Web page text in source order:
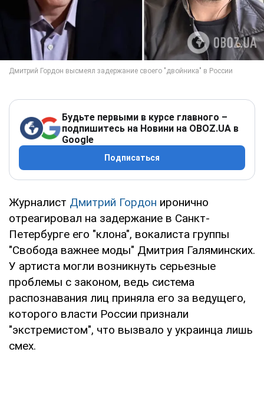
Будьте первыми в курсе главного –
подпишитесь на Новини на OBOZ.UA в
Google
Подписаться
Журналист Дмитрий Гордон иронично
отреагировал на задержание в Санкт-
Петербурге его "клона", вокалиста группы
"Свобода важнее моды" Дмитрия Галяминских.
У артиста могли возникнуть серьезные
проблемы с законом, ведь система
распознавания лиц приняла его за ведущего,
которого власти России признали
"экстремистом", что вызвало у украинца лишь
смех.